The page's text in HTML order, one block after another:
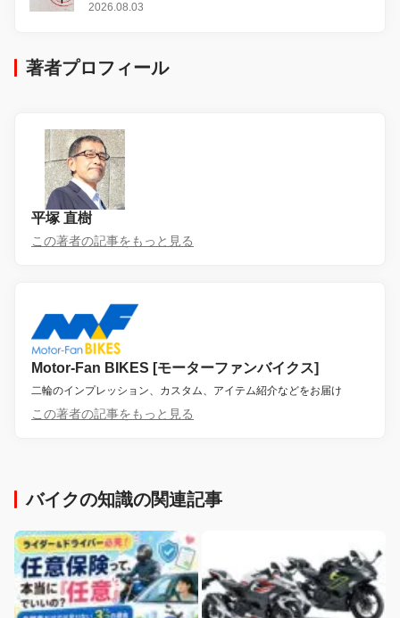
2026.08.03
著者プロフィール
平塚 直樹
この著者の記事をもっと見る
Motor-Fan BIKES [モーターファンバイクス]
二輪のインプレッション、カスタム、アイテム紹介などをお届け
この著者の記事をもっと見る
バイクの知識の関連記事